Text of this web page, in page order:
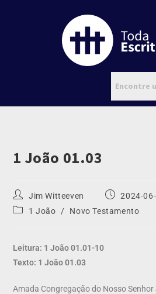
1 João 01.03
Jim Witteeven
2024-
1 João
/ Novo Testamento
Leitura: 1 João 01.01-10
Texto: 1 João 01.03
Amada Congregação do Nosso Senhor